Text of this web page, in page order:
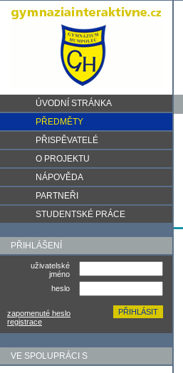
ÚVODNÍ STRÁNKA
PŘEDMĚTY
PŘISPĚVATELÉ
O PROJEKTU
NÁPOVĚDA
PARTNEŘI
STUDENTSKÉ PRÁCE
PŘIHLÁŠENÍ
uživatelské
jméno
heslo
zapomenuté heslo
registrace
VE SPOLUPRÁCI S